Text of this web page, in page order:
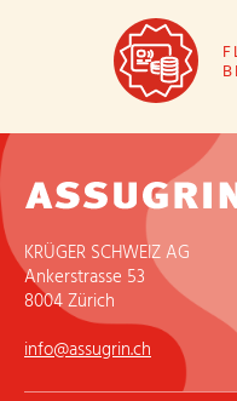
KRÜGER SCHWEIZ AG
Ankerstrasse 53
8004 Zürich
info@assugrin.ch